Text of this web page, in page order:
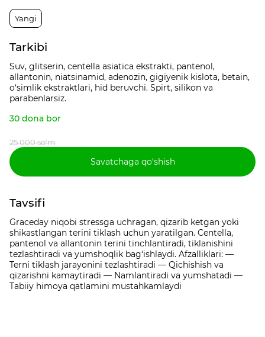
Yangi
Tarkibi
Suv, glitserin, centella asiatica ekstrakti, pantenol,
allantonin, niatsinamid, adenozin, gigiyenik kislota, betain,
o‘simlik ekstraktlari, hid beruvchi. Spirt, silikon va
parabenlarsiz.
30 dona bor
25 000 so'm
Savatchaga qo‘shish
Tavsifi
Graceday niqobi stressga uchragan, qizarib ketgan yoki
shikastlangan terini tiklash uchun yaratilgan. Centella,
pantenol va allantonin terini tinchlantiradi, tiklanishini
tezlashtiradi va yumshoqlik bag‘ishlaydi. Afzalliklari: —
Terni tiklash jarayonini tezlashtiradi — Qichishish va
qizarishni kamaytiradi — Namlantiradi va yumshatadi —
Tabiiy himoya qatlamini mustahkamlaydi